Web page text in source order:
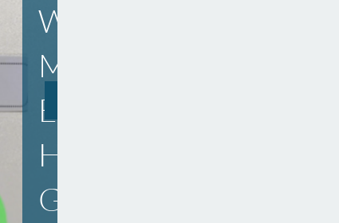
WAS
MACHT
EIGENTLIC
H DAS
GESUNDH